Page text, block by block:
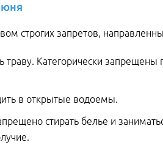
строгих запретов,
траву. Категорически
в открытые водоемы.
стирать белье и